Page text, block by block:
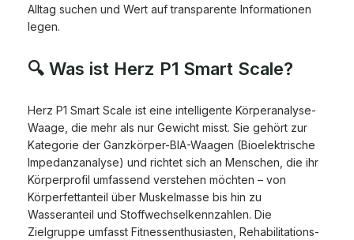
Alltag suchen und Wert auf transparente Informationen
legen.
🔍 Was ist Herz P1 Smart Scale?
Herz P1 Smart Scale ist eine intelligente Körperanalyse-
Waage, die mehr als nur Gewicht misst. Sie gehört zur
Kategorie der Ganzkörper-BIA-Waagen (Bioelektrische
Impedanzanalyse) und richtet sich an Menschen, die ihr
Körperprofil umfassend verstehen möchten – von
Körperfettanteil über Muskelmasse bis hin zu
Wasseranteil und Stoffwechselkennzahlen. Die
Zielgruppe umfasst Fitnessenthusiasten, Rehabilitations-